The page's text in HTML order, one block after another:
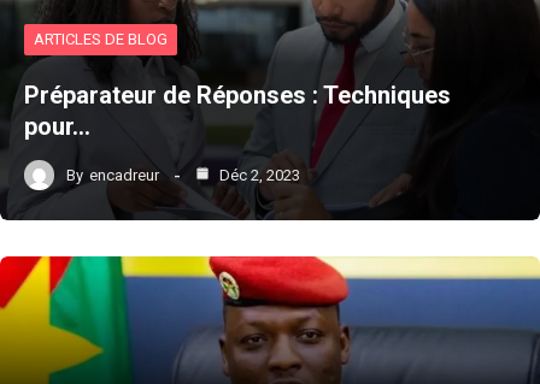
ARTICLES DE BLOG
Préparateur de Réponses : Techniques
pour…
By encadreur Déc 2, 2023